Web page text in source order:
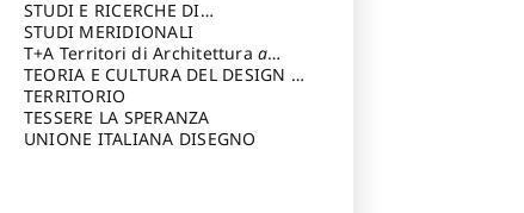
DELL’AMBIENTEa cura di: Migliari
Riccardo
di: Pelagatti Paola
ARCHITETTURA del Dipartimento
di Architettura Università degli
Studi G. d' Annunzio
STUDI E RICERCHE DI
ARCHITETTURA del Dipartimento
di Architettura Università degli
Studi G. d' Annunzio, Chieti-
Pescaraa cura di: Fusero Paolo
STUDI MERIDIONALI
T+A Territori di Architetturaa
cura di: Ramazzotti Luigi
TEORIA E CULTURA DEL DESIGN a
cura di: Furlanis Giuseppe
TERRITORIO
TESSERE LA SPERANZA
UNIONE ITALIANA DISEGNO